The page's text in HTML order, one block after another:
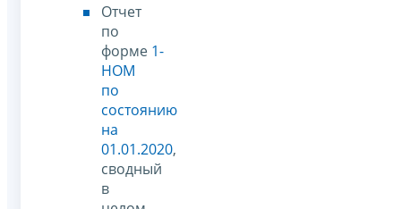
Отчет
по
форме 1-
НОМ
по
состоянию
на
01.01.2020,
сводный
в